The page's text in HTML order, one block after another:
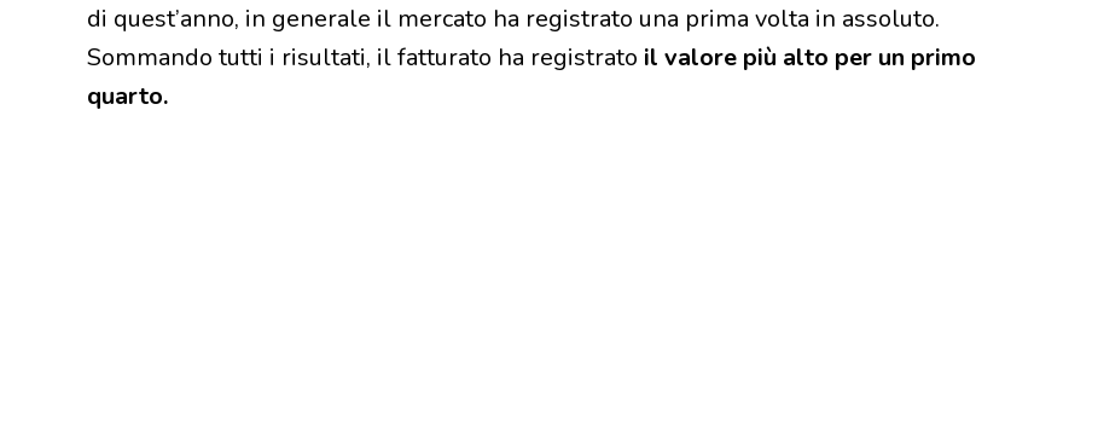
di quest’anno, in generale il mercato ha registrato una prima volta in assoluto.
Sommando tutti i risultati, il fatturato ha registrato il valore più alto per un primo
quarto.